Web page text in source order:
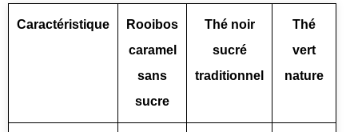
Caractéristique
Rooibos
caramel
sans
sucre
Thé noir
sucré
traditionnel
Thé
vert
nature